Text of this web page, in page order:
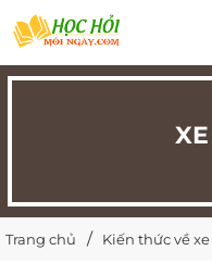
Trang chủ Kiến thức về xe